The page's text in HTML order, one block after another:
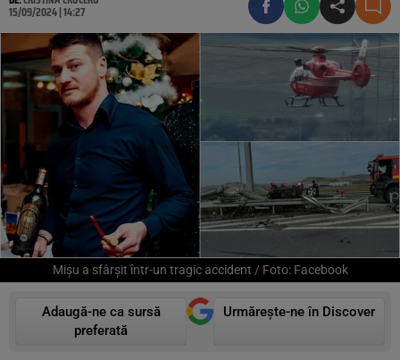
15/09/2024 | 14:27
Mișu a sfârșit într-un tragic accident / Foto: Facebook
Adaugă-ne ca sursă
preferată
Urmărește-ne în Discover